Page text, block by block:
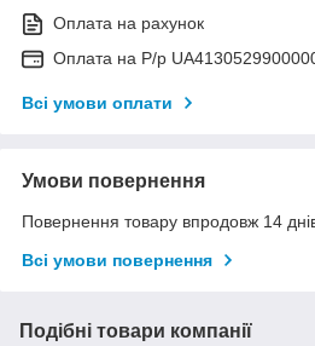
Оплата на рахунок
Оплата на Р/р
Всі умови оплати
Умови повернення
Повернення товару впродовж 14
Всі умови повернення
Подібні товари компанії